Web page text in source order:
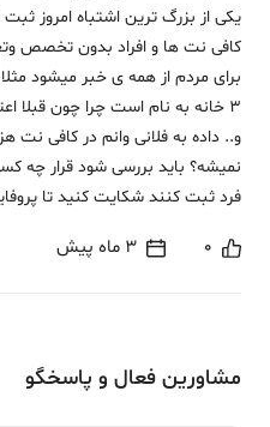
یکی از بزرگ ترین اشتباه امروز
کافی نت ها و افراد بدون تخصص
برای مردم از همه ی خبر میشود مثلا
3 خانه به نام است چرا چون قبلا
و.. داده به فلانی وانم در کافی نت
نمیشه؟ باید بررسی شود قرار چه
فرد ثبت کنند شکایت کنید تا
0 3 ماه پیش
مشاورین فعال و پاسخگو